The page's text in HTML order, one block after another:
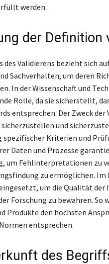
werden.
der Definition
des Validierens bezieht sich
Sachverhalten, um deren
In der Wissenschaft und
Rolle, da sie sicherstellt,
entsprechen. Der Zweck
sicherzustellen und
spezifischer Kriterien und
Daten und Prozesse
um Fehlinterpretationen zu
zu ermöglichen. Im
um die Qualität
Forschung zu bewahren.
Produkte den höchsten
entsprechen.
des